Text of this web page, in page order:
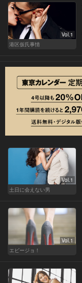
Vol.1
港区仮氏事情
Vol.1
土日に会えない男
Vol.1
エビージョ！